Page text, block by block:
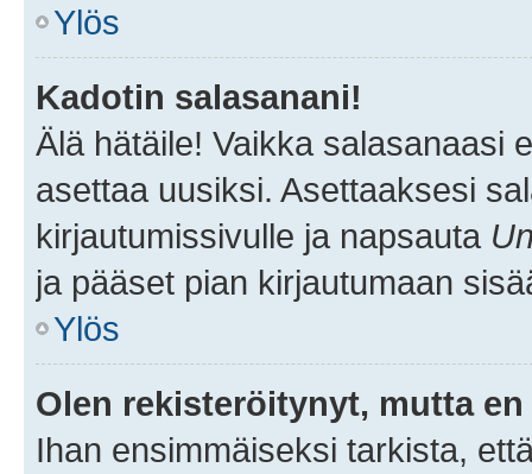
Ylös
Kadotin salasanani!
Älä hätäile! Vaikka salasanaasi
asettaa uusiksi. Asettaaksesi
kirjautumissivulle ja napsauta
ja pääset pian kirjautumaan
Ylös
Olen rekisteröitynyt, mutta
Ihan ensimmäiseksi tarkista,